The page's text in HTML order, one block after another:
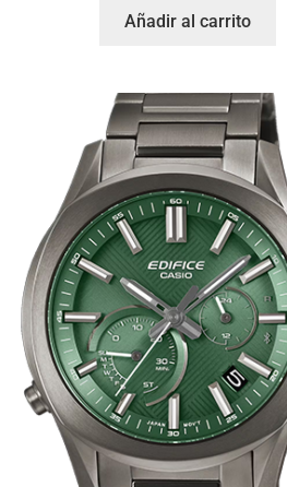
Añadir al carrito